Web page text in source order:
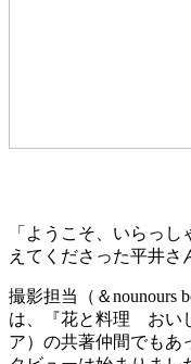
「ようこそ、いらっ
えてくださった平井さ
撮影担当（＆nounours
は、『花と料理 おい
ア）の共著仲間でもあ